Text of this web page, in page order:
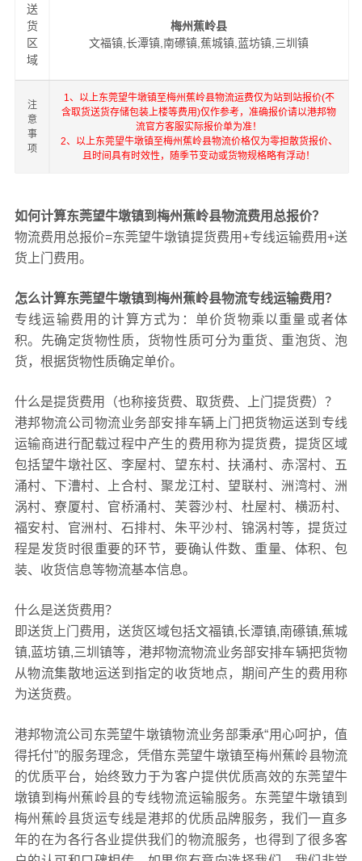
送
货
区
域
梅州蕉岭县
文福镇,长潭镇,南礤镇,蕉城镇,蓝坊镇,三圳镇
注
意
事
项
1、以上东莞望牛墩镇至梅州蕉岭县物流运费仅为站到站报价(不
含取货送货存储包装上楼等费用)仅作参考，准确报价请以港邦物
流官方客服实际报价单为准！
2、以上东莞望牛墩镇至梅州蕉岭县物流价格仅为零担散货报价、
且时间具有时效性，随季节变动或货物规格略有浮动！
如何计算东莞望牛墩镇到梅州蕉岭县物流费用总报价？
物流费用总报价=东莞望牛墩镇提货费用+专线运输费用+送
货上门费用。
怎么计算东莞望牛墩镇到梅州蕉岭县物流专线运输费用？
专线运输费用的计算方式为：单价货物乘以重量或者体
积。先确定货物性质，货物性质可分为重货、重泡货、泡
货，根据货物性质确定单价。
什么是提货费用（也称接货费、取货费、上门提货费）？
港邦物流公司物流业务部安排车辆上门把货物运送到专线
运输商进行配载过程中产生的费用称为提货费，提货区域
包括望牛墩社区、李屋村、望东村、扶涌村、赤滘村、五
涌村、下漕村、上合村、聚龙江村、望联村、洲湾村、洲
涡村、寮厦村、官桥涌村、芙蓉沙村、杜屋村、横沥村、
福安村、官洲村、石排村、朱平沙村、锦涡村等，提货过
程是发货时很重要的环节，要确认件数、重量、体积、包
装、收货信息等物流基本信息。
什么是送货费用？
即送货上门费用，送货区域包括文福镇,长潭镇,南礤镇,蕉城
镇,蓝坊镇,三圳镇等，港邦物流物流业务部安排车辆把货物
从物流集散地运送到指定的收货地点，期间产生的费用称
为送货费。
港邦物流公司东莞望牛墩镇物流业务部秉承“用心呵护，值
得托付”的服务理念，凭借东莞望牛墩镇至梅州蕉岭县物流
的优质平台，始终致力于为客户提供优质高效的东莞望牛
墩镇到梅州蕉岭县的专线物流运输服务。东莞望牛墩镇到
梅州蕉岭县货运专线是港邦的优质品牌服务，我们一直多
年的在为各行各业提供我们的物流服务，也得到了很多客